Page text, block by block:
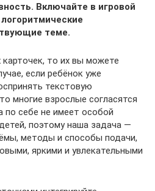
Включайте в игровой
теме.
то их вы можете
если ребёнок уже
текстовую
многие взрослые согласятся
по себе не имеет особой
поэтому наша задача —
методы и способы подачи,
яркими и увлекательными